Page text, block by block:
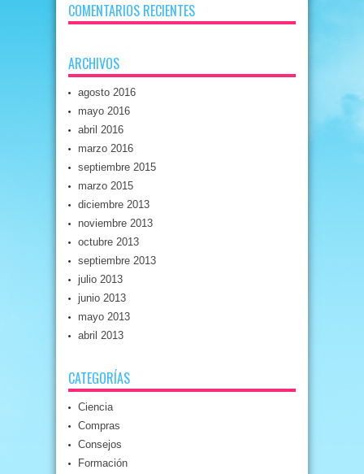
COMENTARIOS RECIENTES
ARCHIVOS
agosto 2016
mayo 2016
abril 2016
marzo 2016
septiembre 2015
marzo 2015
diciembre 2013
noviembre 2013
octubre 2013
septiembre 2013
julio 2013
junio 2013
mayo 2013
abril 2013
CATEGORÍAS
Ciencia
Compras
Consejos
Formación